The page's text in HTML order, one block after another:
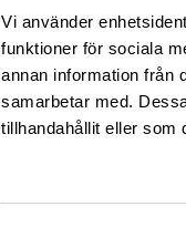
Vi använder
funktioner för sociala
annan information från
samarbetar med.
tillhandahållit eller som